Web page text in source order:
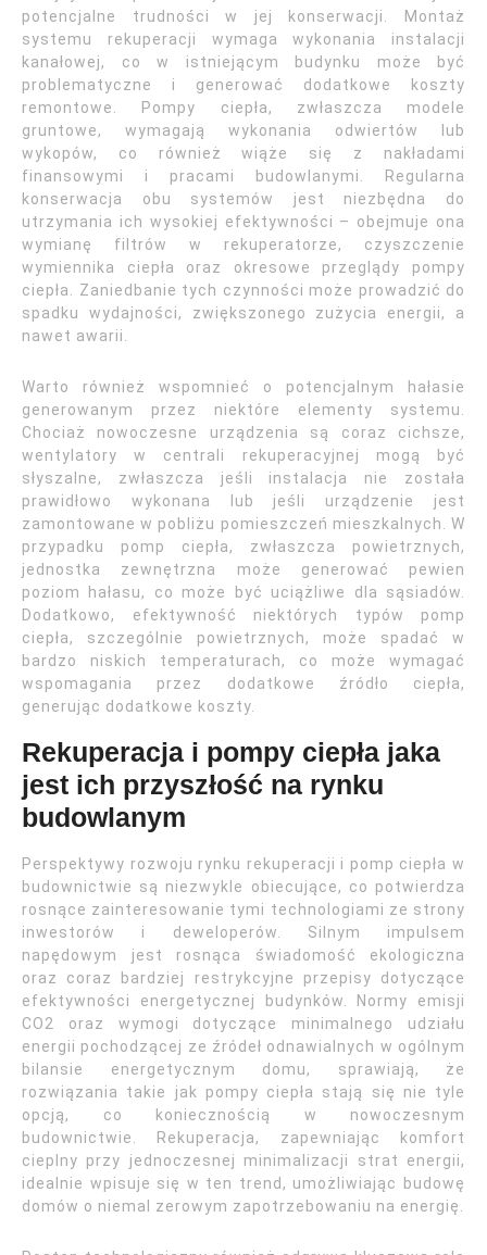
potencjalne trudności w jej konserwacji. Montaż
systemu rekuperacji wymaga wykonania instalacji
kanałowej, co w istniejącym budynku może być
problematyczne i generować dodatkowe koszty
remontowe. Pompy ciepła, zwłaszcza modele
gruntowe, wymagają wykonania odwiertów lub
wykopów, co również wiąże się z nakładami
finansowymi i pracami budowlanymi. Regularna
konserwacja obu systemów jest niezbędna do
utrzymania ich wysokiej efektywności – obejmuje ona
wymianę filtrów w rekuperatorze, czyszczenie
wymiennika ciepła oraz okresowe przeglądy pompy
ciepła. Zaniedbanie tych czynności może prowadzić do
spadku wydajności, zwiększonego zużycia energii, a
nawet awarii.
Warto również wspomnieć o potencjalnym hałasie
generowanym przez niektóre elementy systemu.
Chociaż nowoczesne urządzenia są coraz cichsze,
wentylatory w centrali rekuperacyjnej mogą być
słyszalne, zwłaszcza jeśli instalacja nie została
prawidłowo wykonana lub jeśli urządzenie jest
zamontowane w pobliżu pomieszczeń mieszkalnych. W
przypadku pomp ciepła, zwłaszcza powietrznych,
jednostka zewnętrzna może generować pewien
poziom hałasu, co może być uciążliwe dla sąsiadów.
Dodatkowo, efektywność niektórych typów pomp
ciepła, szczególnie powietrznych, może spadać w
bardzo niskich temperaturach, co może wymagać
wspomagania przez dodatkowe źródło ciepła,
generując dodatkowe koszty.
Rekuperacja i pompy ciepła jaka
jest ich przyszłość na rynku
budowlanym
Perspektywy rozwoju rynku rekuperacji i pomp ciepła w
budownictwie są niezwykle obiecujące, co potwierdza
rosnące zainteresowanie tymi technologiami ze strony
inwestorów i deweloperów. Silnym impulsem
napędowym jest rosnąca świadomość ekologiczna
oraz coraz bardziej restrykcyjne przepisy dotyczące
efektywności energetycznej budynków. Normy emisji
CO2 oraz wymogi dotyczące minimalnego udziału
energii pochodzącej ze źródeł odnawialnych w ogólnym
bilansie energetycznym domu, sprawiają, że
rozwiązania takie jak pompy ciepła stają się nie tyle
opcją, co koniecznością w nowoczesnym
budownictwie. Rekuperacja, zapewniając komfort
cieplny przy jednoczesnej minimalizacji strat energii,
idealnie wpisuje się w ten trend, umożliwiając budowę
domów o niemal zerowym zapotrzebowaniu na energię.